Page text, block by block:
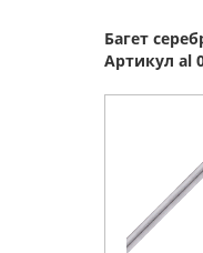
Багет
Артикул al